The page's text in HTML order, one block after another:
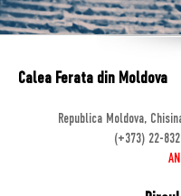
Calea Ferata din Moldova
Republica Moldova,
(+373) 22-